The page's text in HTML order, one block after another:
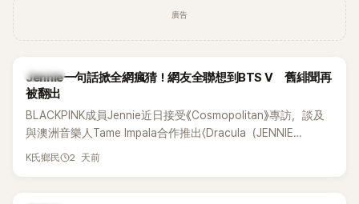
廣告
K-POP
Jennie一句話掀全網瘋猜！網友全聯想到BTS V 舊緋聞再
被翻出
BLACKPINK成員Jennie近日接受《Cosmopolitan》專訪，談及
與澳洲音樂人Tame Impala合作推出〈Dracula（JENNIE
Remix）〉的幕後故事，沒想到她一句關於「共同朋友」的回答，
K氏鄉民 2 天前